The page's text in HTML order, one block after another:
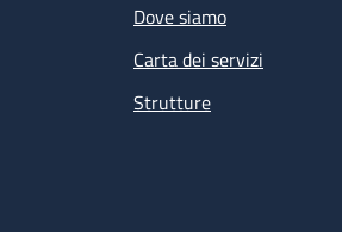
Dove siamo
Carta dei servizi
Strutture